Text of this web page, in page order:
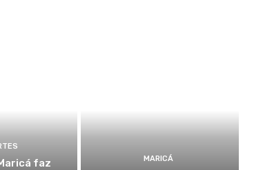
faz
MARICÁ